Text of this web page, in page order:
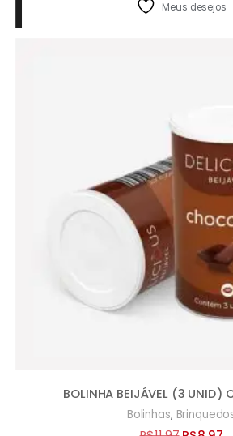
R$34,97.
Meus desejos
BOLINHA BEIJÁVEL (3 UNID)
Bolinhas,